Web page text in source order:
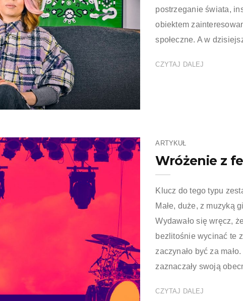
postrzeganie świata,
obiektem
społeczne. A w
CZYTAJ DALEJ
ARTYKUŁ
Wróżenie z
Klucz do tego typu
Małe, duże, z muzyką
Wydawało się wręcz,
bezlitośnie wycinać te
zaczynało być za
zaznaczały swoją
CZYTAJ DALEJ